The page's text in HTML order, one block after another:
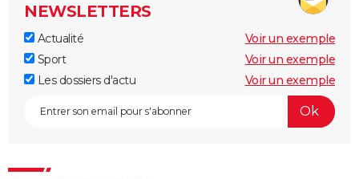
NEWSLETTERS
Actualité
Voir un exemple
Sport
Voir un exemple
Les dossiers d'actu
Voir un exemple